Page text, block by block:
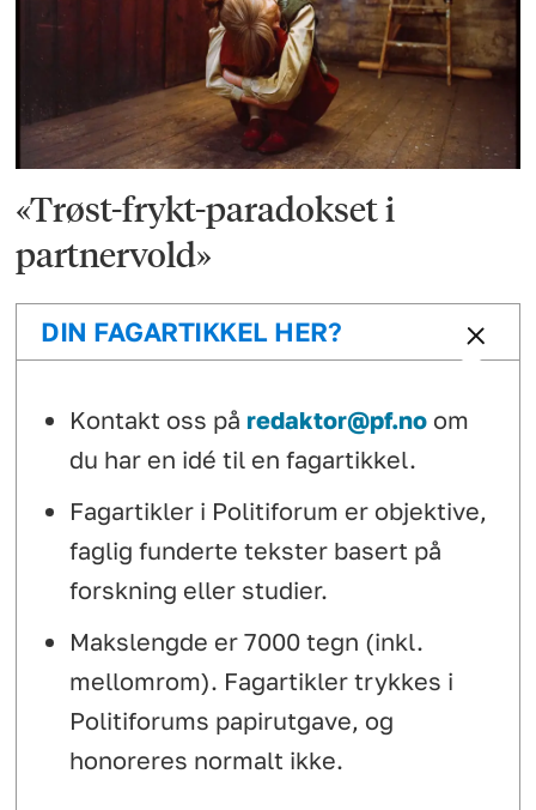
«Trøst-frykt-paradokset i
partnervold»
DIN FAGARTIKKEL HER?
Kontakt oss på redaktor@pf.no om
du har en idé til en fagartikkel.
Fagartikler i Politiforum er objektive,
faglig funderte tekster basert på
forskning eller studier.
Makslengde er 7000 tegn (inkl.
mellomrom). Fagartikler trykkes i
Politiforums papirutgave, og
honoreres normalt ikke.